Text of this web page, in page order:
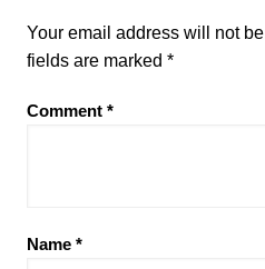
Your email address will not
fields are marked *
Comment *
Name *